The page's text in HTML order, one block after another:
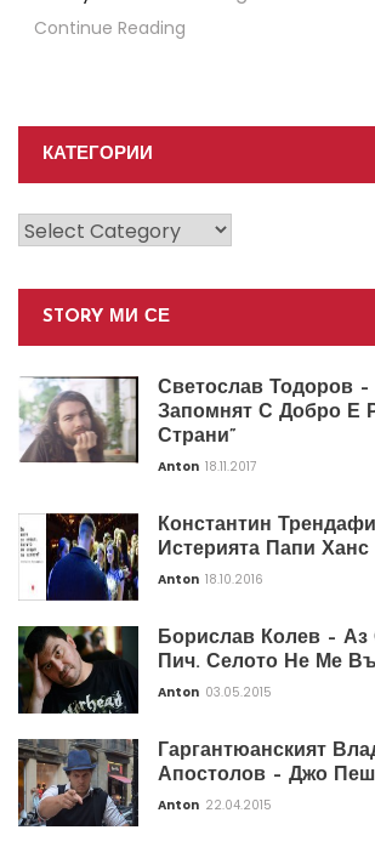
Continue Reading
КАТЕГОРИИ
Категории
STORY МИ СЕ
Светослав Тодоров –
Запомнят С Добро Е
Страни”
Anton 18.11.2017
Константин
Истерията Папи
Anton 18.10.2016
Борислав Колев –
Пич. Селото Не Ме
Anton 03.05.2015
Гаргантюанският
Апостолов – Джо
Anton 22.04.2015